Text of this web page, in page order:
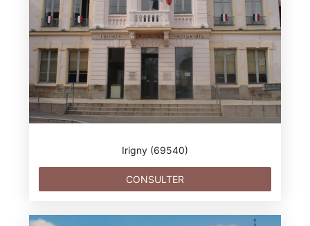
Irigny (69540)
CONSULTER